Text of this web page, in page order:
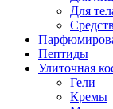
Для
Пептиды
Улиточная
Гели
Кремы